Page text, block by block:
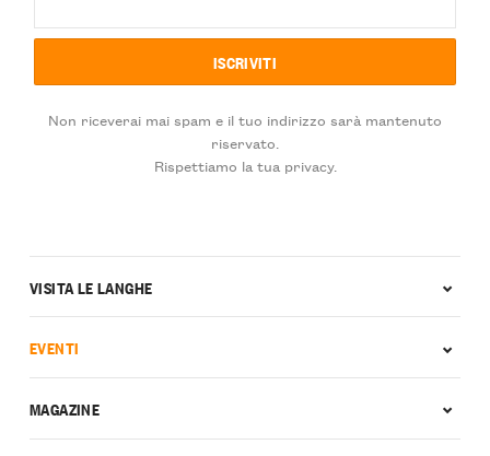
Non riceverai mai spam e il tuo indirizzo sarà mantenuto
riservato.
Rispettiamo la tua privacy.
VISITA LE LANGHE
EVENTI
MAGAZINE